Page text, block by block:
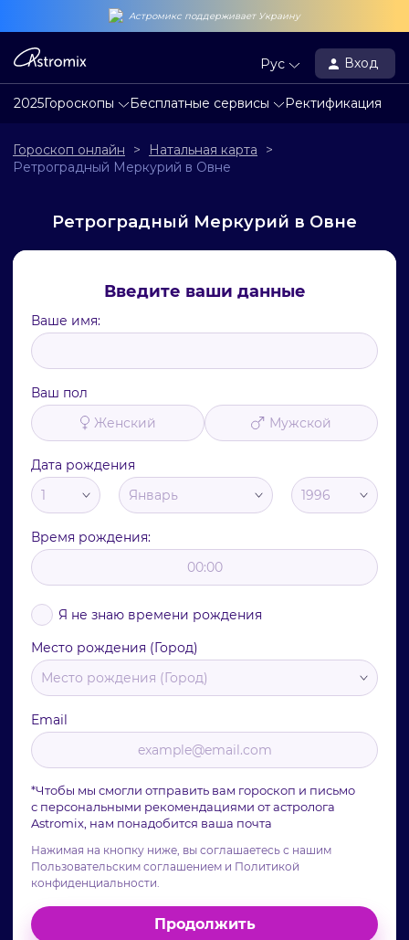
Астромикс поддерживает Украину
2025Гороскопы Бесплатные сервисы Ректификация
Рус Вход
Гороскоп онлайн > Натальная карта
>
Ретроградный Меркурий в Овне
Ретроградный Меркурий в Овне